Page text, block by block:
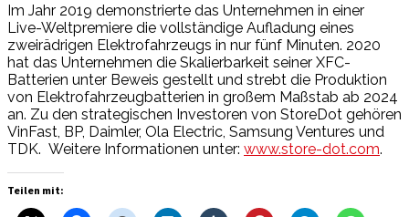
Im Jahr 2019 demonstrierte das Unternehmen in einer
Live-Weltpremiere die vollständige Aufladung eines
zweirädrigen Elektrofahrzeugs in nur fünf Minuten. 2020
hat das Unternehmen die Skalierbarkeit seiner XFC-
Batterien unter Beweis gestellt und strebt die Produktion
von Elektrofahrzeugbatterien in großem Maßstab ab 2024
an. Zu den strategischen Investoren von StoreDot gehören
VinFast, BP, Daimler, Ola Electric, Samsung Ventures und
TDK. Weitere Informationen unter: www.store-dot.com.
Teilen mit: